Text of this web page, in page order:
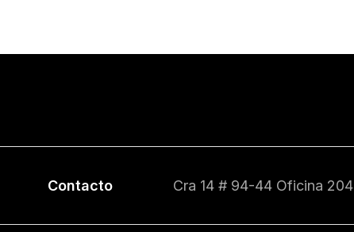
Contacto Cra 14 # 94-44 Oficina 204